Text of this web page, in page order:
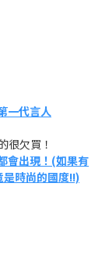
一代言人
很欠買！
會出現！(如果有
時尚的國度!!)